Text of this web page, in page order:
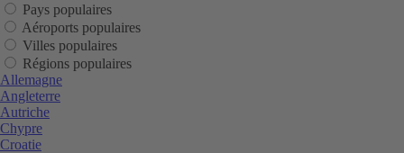
Pays populaires
Aéroports populaires
Villes populaires
Régions populaires
Allemagne
Angleterre
Autriche
Chypre
Croatie